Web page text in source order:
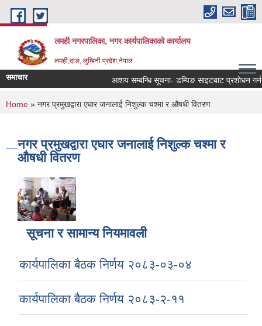
Skip to main content
लमही नगरपालिका, नगर कार्यपालिकाको कार्यालय
लमही,दाङ, लुम्बिनी प्रदेश,नेपाल
समाचार आशय सम्बन्धि सूचना- डम्पिङ साइटबाट प्रशोधन
You are here
Home » नगर प्रमुखद्वारा एघार जनालाई निशुल्क चश्मा र औषधी वितरण
नगर प्रमुखद्वारा एघार जनालाई निशुल्क चश्मा र
औषधी वितरण
सूचना र सामान्य नियमावली
कार्यपालिका बैठक निर्णय २०८३-०३-०४
कार्यपालिका बैठक निर्णय २०८३-२-११